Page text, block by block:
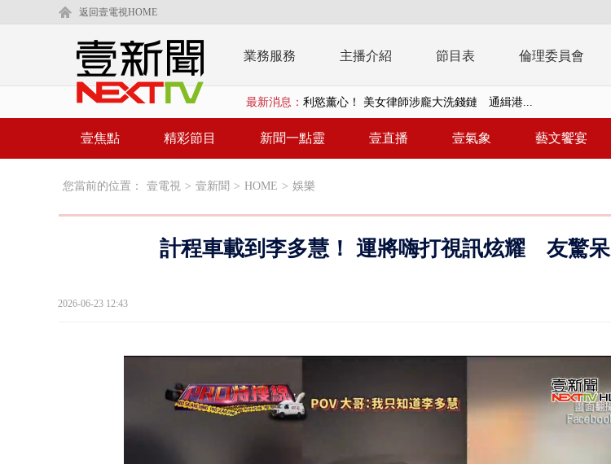
返回壹電視HOME
業務服務 主播介紹 節目表 倫理委員會
最新消息： 利慾薰心！ 美女律師涉龐大洗錢鏈 通緝港...
早餐店放迷你拒馬「只有始源可以停」 他真...
白海豚逼近...北市「颱風整備假」？ 蔣萬安...
壹焦點 精彩節目 新聞一點靈 壹直播 壹氣象 藝文饗宴
您當前的位置： 壹電視 > 壹新聞 > HOME > 娛樂
計程車載到李多慧！ 運將嗨打視訊炫耀 友驚呆
2026-06-23 12:43